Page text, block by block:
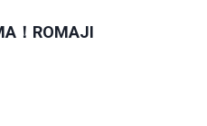
！ROMAJI